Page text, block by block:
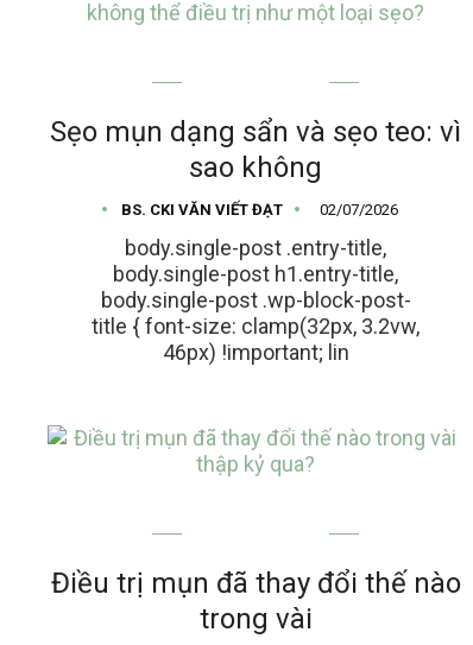
Sẹo mụn dạng sẩn và sẹo teo: vì
sao không
BS. CKI VĂN VIẾT ĐẠT 02/07/2026
body.single-post .entry-title,
body.single-post h1.entry-title,
body.single-post .wp-block-post-
title { font-size: clamp(32px, 3.2vw,
46px) !important; lin
Điều trị mụn đã thay đổi thế nào
trong vài